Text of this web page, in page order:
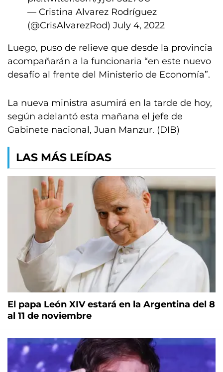
— Cristina Alvarez Rodríguez
(@CrisAlvarezRod) July 4, 2022
Luego, puso de relieve que desde la provincia
acompañarán a la funcionaria “en este nuevo
desafío al frente del Ministerio de Economía”.
La nueva ministra asumirá en la tarde de hoy,
según adelantó esta mañana el jefe de
Gabinete nacional, Juan Manzur. (DIB)
LAS MÁS LEÍDAS
El papa León XIV estará en la Argentina del 8
al 11 de noviembre